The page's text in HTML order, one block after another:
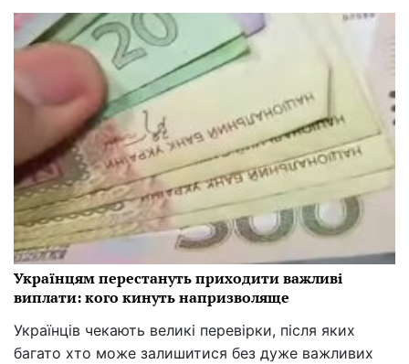
Українцям перестануть приходити важливі
виплати: кого кинуть напризволяще
Українців чекають великі перевірки, після яких
багато хто може залишитися без дуже важливих